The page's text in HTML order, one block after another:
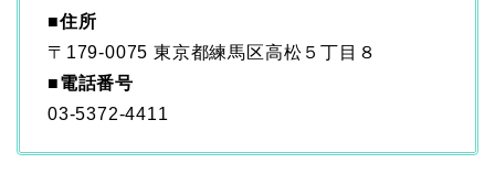
■住所
〒179-0075 東京都練馬区高松５丁目８
■電話番号
03-5372-4411